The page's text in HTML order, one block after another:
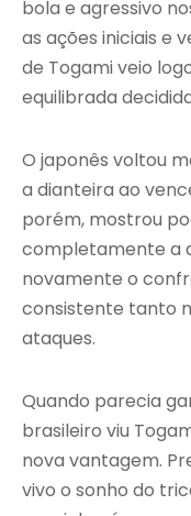
bola e agressivo
as ações iniciais e
de Togami veio
equilibrada
O japonês voltou
a dianteira ao
porém, mostrou
completamente a
novamente o
consistente tanto
ataques.
Quando parecia
brasileiro viu
nova vantagem.
vivo o sonho do